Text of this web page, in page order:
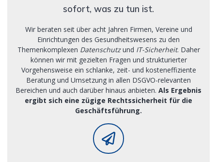
sofort, was zu tun ist.
Wir beraten seit über acht Jahren Firmen, Vereine und
Einrichtungen des Gesundheitswesens zu den
Themenkomplexen Datenschutzund IT-Sicherheit. Daher
können wir mit gezielten Fragen und strukturierter
Vorgehensweise ein schlanke, zeit- und kosteneffiziente
Beratung und Umsetzung in allen DSGVO-relevanten
Bereichen und auch darüber hinaus anbieten. Als Ergebnis
ergibt sich eine zügige Rechtssicherheit für die
Geschäftsführung.